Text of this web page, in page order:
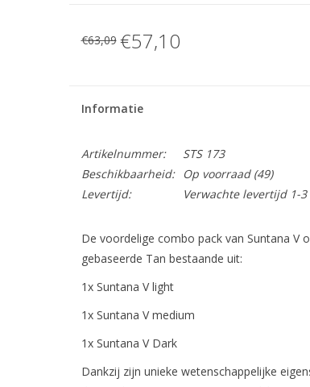
€63,09 €57,10
Informatie
Artikelnummer:
STS 173
Beschikbaarheid:
Op voorraad(49)
Levertijd:
Verwachte levertijd 1-
De voordelige combo pack van Suntana V
gebaseerde Tan bestaande uit:
1x Suntana V light
1x Suntana V medium
1x Suntana V Dark
Dankzij zijn unieke wetenschappelijke